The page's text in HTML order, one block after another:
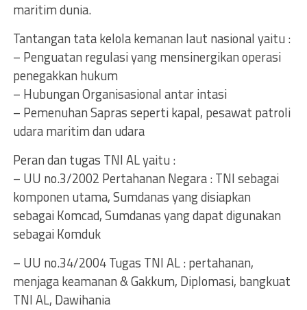
maritim dunia.
Tantangan tata kelola kemanan laut nasional yaitu :
– Penguatan regulasi yang mensinergikan operasi
penegakkan hukum
– Hubungan Organisasional antar intasi
– Pemenuhan Sapras seperti kapal, pesawat patroli
udara maritim dan udara
Peran dan tugas TNI AL yaitu :
– UU no.3/2002 Pertahanan Negara : TNI sebagai
komponen utama, Sumdanas yang disiapkan
sebagai Komcad, Sumdanas yang dapat digunakan
sebagai Komduk
– UU no.34/2004 Tugas TNI AL : pertahanan,
menjaga keamanan & Gakkum, Diplomasi, bangkuat
TNI AL, Dawihania